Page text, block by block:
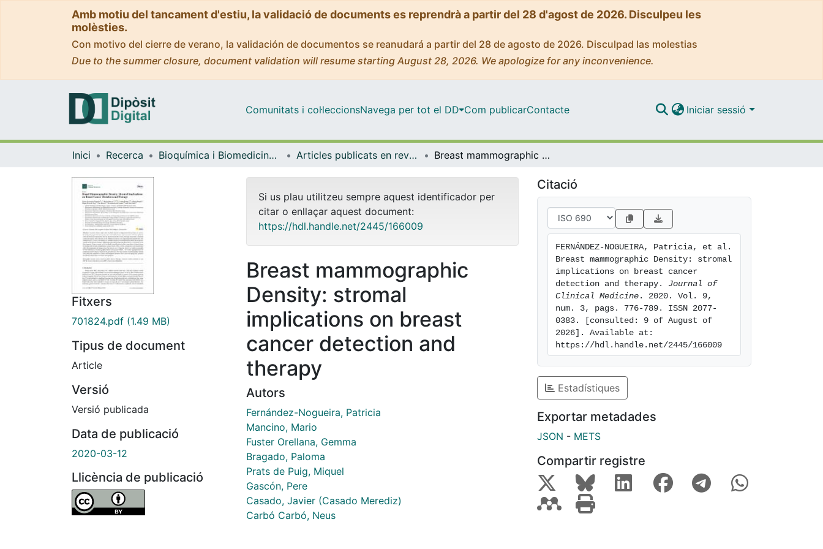
Amb motiu del tancament d'estiu, la validació de documents es reprendrà a partir del 28 d'agost de 2026. Disculpeu les
molèsties.
Con motivo del cierre de verano, la validación de documentos se reanudará a partir del 28 de agosto de 2026. Disculpad las molestias
Due to the summer closure, document validation will resume starting August 28, 2026. We apologize for any inconvenience.
Comunitats i col·leccionsNavega per tot el DD Com publicarContacte Iniciar sessió
Inici Recerca Bioquímica i Biomedicina Molecular Articles publicats en revistes (Bioquímica i Biomedicina Molecular) Breast mammographic Density: stromal implications on breast cancer detection and therapy
Fitxers
701824.pdf (1.49 MB)
Tipus de document
Article
Versió
Versió publicada
Data de publicació
2020-03-12
Llicència de publicació
Si us plau utilitzeu sempre aquest identificador per
citar o enllaçar aquest document:
https://hdl.handle.net/2445/166009
Breast mammographic
Density: stromal
implications on breast
cancer detection and
therapy
Autors
Fernández-Nogueira, Patricia
Mancino, Mario
Fuster Orellana, Gemma
Bragado, Paloma
Prats de Puig, Miquel
Gascón, Pere
Casado, Javier (Casado Merediz)
Carbó Carbó, Neus
Citació
FERNÁNDEZ-NOGUEIRA, Patricia, et al.
Breast mammographic Density: stromal
implications on breast cancer
detection and therapy. Journal of
Clinical Medicine . 2020. Vol. 9,
num. 3, pags. 776-789. ISSN 2077-
0383. [consulted: 9 of August of
2026]. Available at:
https://hdl.handle.net/2445/166009
Estadístiques
Exportar metadades
JSON - METS
Compartir registre